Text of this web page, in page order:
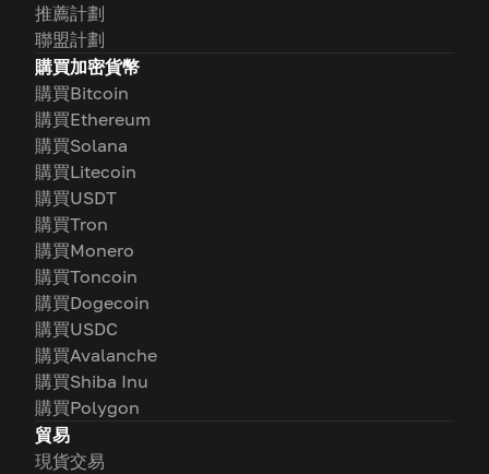
推薦計劃
聯盟計劃
購買加密貨幣
購買Bitcoin
購買Ethereum
購買Solana
購買Litecoin
購買USDT
購買Tron
購買Monero
購買Toncoin
購買Dogecoin
購買USDC
購買Avalanche
購買Shiba Inu
購買Polygon
貿易
現貨交易